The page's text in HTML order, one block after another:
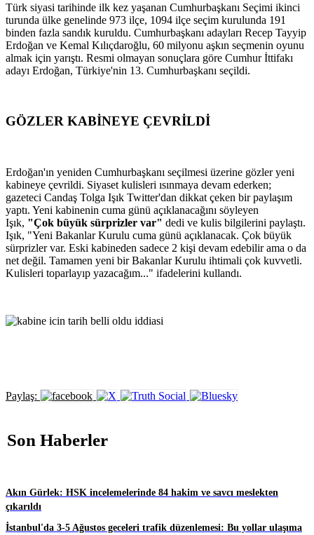
Türk siyasi tarihinde ilk kez yaşanan Cumhurbaşkanı Seçimi ikinci
turunda ülke genelinde 973 ilçe, 1094 ilçe seçim kurulunda 191
binden fazla sandık kuruldu. Cumhurbaşkanı adayları Recep Tayyip
Erdoğan ve Kemal Kılıçdaroğlu, 60 milyonu aşkın seçmenin oyunu
almak için yarıştı. Resmi olmayan sonuçlara göre Cumhur İttifakı
adayı Erdoğan, Türkiye'nin 13. Cumhurbaşkanı seçildi.
GÖZLER KABİNEYE ÇEVRİLDİ
Erdoğan'ın yeniden Cumhurbaşkanı seçilmesi üzerine gözler yeni
kabineye çevrildi. Siyaset kulisleri ısınmaya devam ederken;
gazeteci Candaş Tolga Işık Twitter'dan dikkat çeken bir paylaşım
yaptı. Yeni kabinenin cuma günü açıklanacağını söyleyen
Işık, "Çok büyük sürprizler var" dedi ve kulis bilgilerini paylaştı.
Işık, "Yeni Bakanlar Kurulu cuma günü açıklanacak. Çok büyük
sürprizler var. Eski kabineden sadece 2 kişi devam edebilir ama o da
net değil. Tamamen yeni bir Bakanlar Kurulu ihtimali çok kuvvetli.
Kulisleri toparlayıp yazacağım..." ifadelerini kullandı.
Paylaş:
Son Haberler
Akın Gürlek: HSK incelemelerinde 84 hakim ve savcı meslekten
çıkarıldı
İstanbul'da 3-5 Ağustos geceleri trafik düzenlemesi: Bu yollar ulaşıma